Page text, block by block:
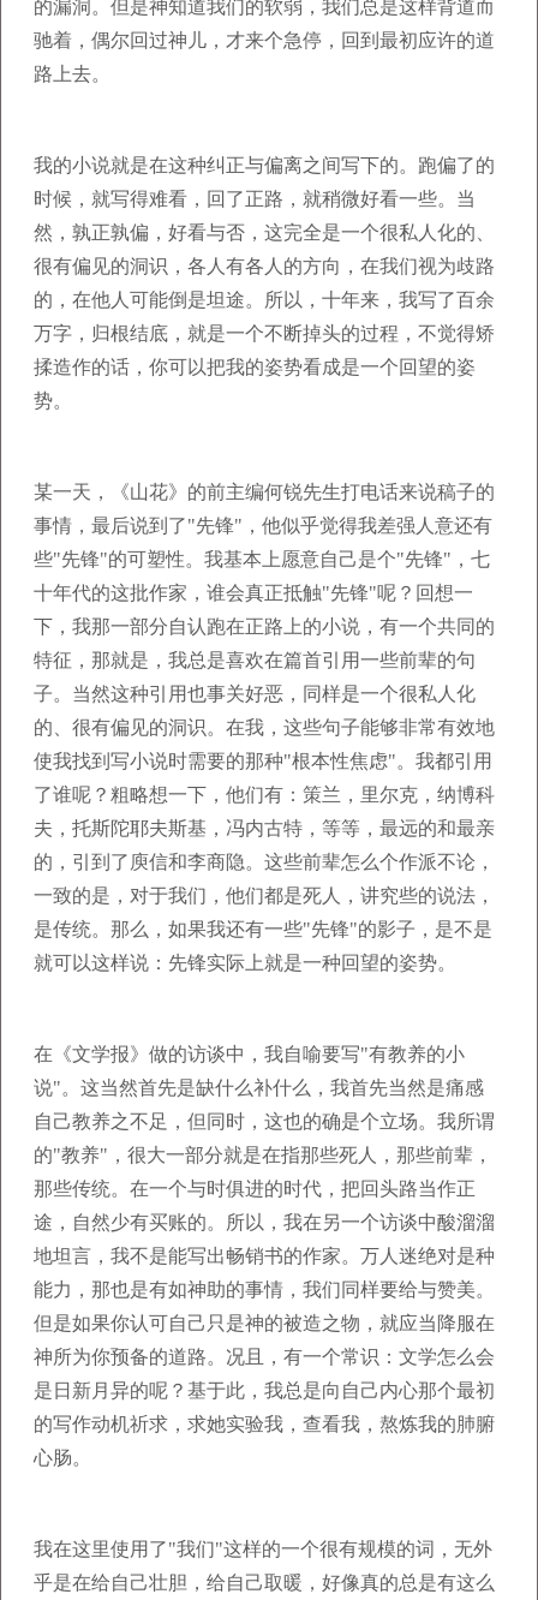
的漏洞。但是神知道我们的软弱，我们总是这样背道而
驰着，偶尔回过神儿，才来个急停，回到最初应许的道
路上去。
我的小说就是在这种纠正与偏离之间写下的。跑偏了的
时候，就写得难看，回了正路，就稍微好看一些。当
然，孰正孰偏，好看与否，这完全是一个很私人化的、
很有偏见的洞识，各人有各人的方向，在我们视为歧路
的，在他人可能倒是坦途。所以，十年来，我写了百余
万字，归根结底，就是一个不断掉头的过程，不觉得矫
揉造作的话，你可以把我的姿势看成是一个回望的姿
势。
某一天，《山花》的前主编何锐先生打电话来说稿子的
事情，最后说到了"先锋"，他似乎觉得我差强人意还有
些"先锋"的可塑性。我基本上愿意自己是个"先锋"，七
十年代的这批作家，谁会真正抵触"先锋"呢？回想一
下，我那一部分自认跑在正路上的小说，有一个共同的
特征，那就是，我总是喜欢在篇首引用一些前辈的句
子。当然这种引用也事关好恶，同样是一个很私人化
的、很有偏见的洞识。在我，这些句子能够非常有效地
使我找到写小说时需要的那种"根本性焦虑"。我都引用
了谁呢？粗略想一下，他们有：策兰，里尔克，纳博科
夫，托斯陀耶夫斯基，冯内古特，等等，最远的和最亲
的，引到了庾信和李商隐。这些前辈怎么个作派不论，
一致的是，对于我们，他们都是死人，讲究些的说法，
是传统。那么，如果我还有一些"先锋"的影子，是不是
就可以这样说：先锋实际上就是一种回望的姿势。
在《文学报》做的访谈中，我自喻要写"有教养的小
说"。这当然首先是缺什么补什么，我首先当然是痛感
自己教养之不足，但同时，这也的确是个立场。我所谓
的"教养"，很大一部分就是在指那些死人，那些前辈，
那些传统。在一个与时俱进的时代，把回头路当作正
途，自然少有买账的。所以，我在另一个访谈中酸溜溜
地坦言，我不是能写出畅销书的作家。万人迷绝对是种
能力，那也是有如神助的事情，我们同样要给与赞美。
但是如果你认可自己只是神的被造之物，就应当降服在
神所为你预备的道路。况且，有一个常识：文学怎么会
是日新月异的呢？基于此，我总是向自己内心那个最初
的写作动机祈求，求她实验我，查看我，熬炼我的肺腑
心肠。
我在这里使用了"我们"这样的一个很有规模的词，无外
乎是在给自己壮胆，给自己取暖，好像真的总是有这么